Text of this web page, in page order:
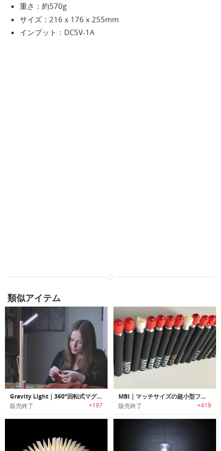
重さ：約570g
サイズ：216 x 176 x 255mm
インプット：DC5V-1A
類似アイテム
Gravity Light｜360°回転式マグネットLEDランプ「グラビティーライト」
販売終了 +197
MBI｜マッチサイズの超小型フラッシュライト「エムビーアイ」
販売終了 +419